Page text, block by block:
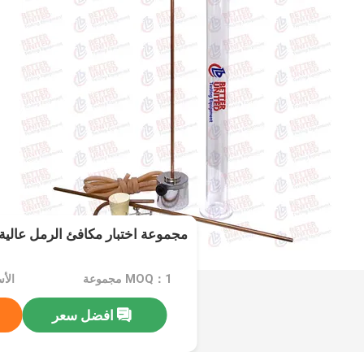
مجموعة اختبار مكافئ الرمل عالية
MOQ：1 مجموعة
افضل سعر